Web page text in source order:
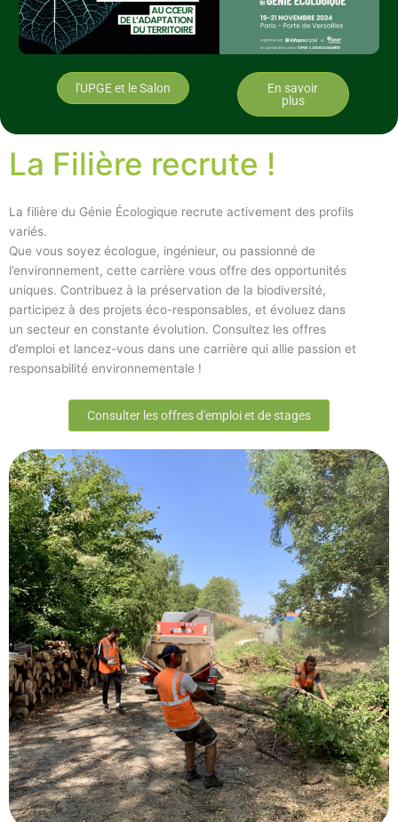
l'UPGE et le Salon
En savoir
plus
La Filière recrute !
La filière du Génie Écologique recrute activement des profils
variés.
Que vous soyez écologue, ingénieur, ou passionné de
l’environnement, cette carrière vous offre des opportunités
uniques. Contribuez à la préservation de la biodiversité,
participez à des projets éco-responsables, et évoluez dans
un secteur en constante évolution. Consultez les offres
d’emploi et lancez-vous dans une carrière qui allie passion et
responsabilité environnementale !
Consulter les offres d'emploi et de stages